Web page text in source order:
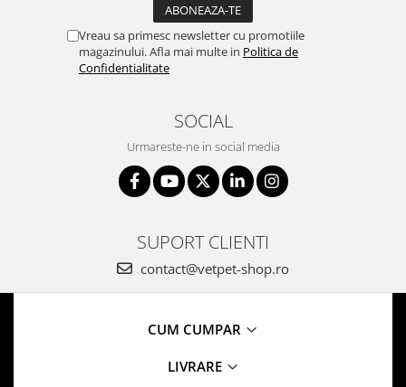
Vreau sa primesc newsletter cu promotiile
magazinului. Afla mai multe in Politica de
Confidentialitate
SOCIAL
Urmareste-ne in social media
SUPORT CLIENTI
contact@vetpet-shop.ro
CUM CUMPAR
LIVRARE